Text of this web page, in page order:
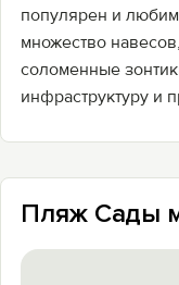
популярен и
множество
соломенные
инфраструктуру и
Пляж Сады